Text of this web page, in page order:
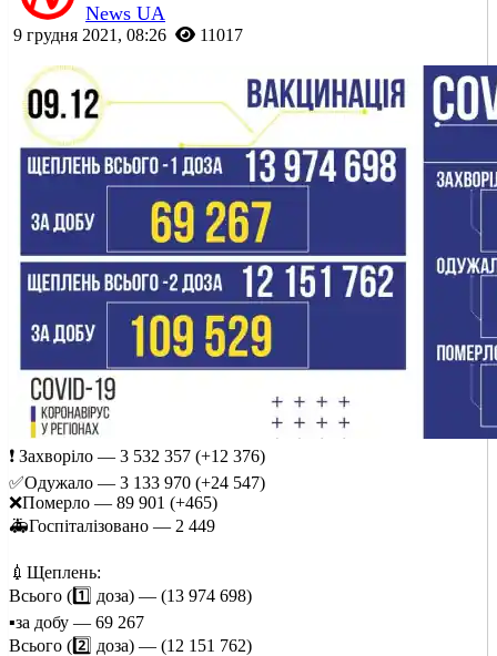
News UA
9 грудня 2021, 08:26 11017
❗️ Захворіло — 3 532 357 (+12 376)
✅Одужало — 3 133 970 (+24 547)
❌Померло — 89 901 (+465)
🚑Госпіталізовано — 2 449
💉Щеплень:
Всього (1️⃣ доза) — (13 974 698)
▪️за добу — 69 267
Всього (2️⃣ доза) — (12 151 762)